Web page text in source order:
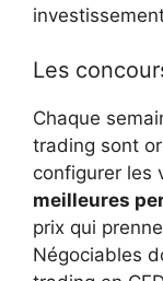
Les
Chaque
trading sont
configurer les
meilleures
prix qui
Négociables